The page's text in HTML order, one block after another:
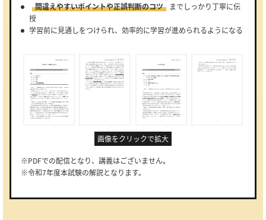
間違えやすいポイントや正誤判断のコツ
までしっかり丁寧に伝
授
学習前に見通しをつけられ、効率的に学習が進められるようになる
画像をクリックで拡大
※PDFでの配信となり、講義はございません。
※令和7年度本試験の解説となります。